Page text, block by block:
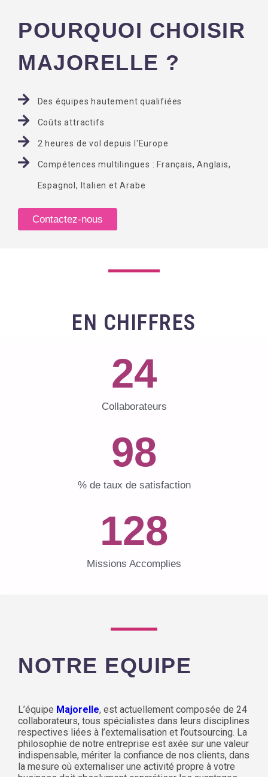
POURQUOI CHOISIR
MAJORELLE ?
Des équipes hautement qualifiées
Coûts attractifs
2 heures de vol depuis l'Europe
Compétences multilingues : Français, Anglais,
Espagnol, Italien et Arabe
Contactez-nous
EN CHIFFRES
24
Collaborateurs
98
% de taux de satisfaction
128
Missions Accomplies
NOTRE EQUIPE
L’équipe Majorelle, est actuellement composée de 24
collaborateurs, tous spécialistes dans leurs disciplines
respectives liées à l’externalisation et l’outsourcing. La
philosophie de notre entreprise est axée sur une valeur
indispensable, mériter la confiance de nos clients, dans
la mesure où externaliser une activité propre à votre